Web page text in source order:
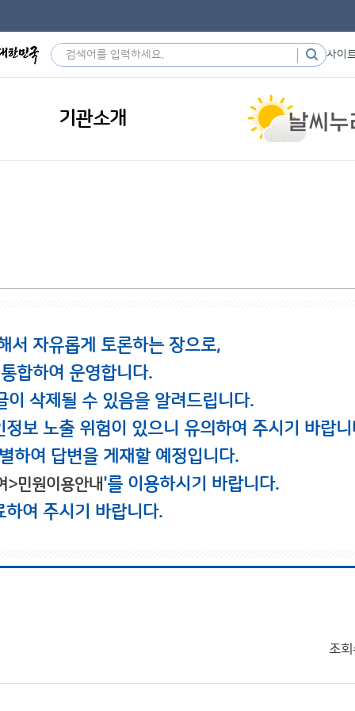
사이
기관소개
서 자유롭게 토론하는 장으로,
합하여 운영합니다.
삭제될 수 있음을 알려드립니다.
보 노출 위험이 있으니 유의하여 주시기 바랍니
하여 답변을 게재할 예정입니다.
>민원이용안내'를 이용하시기 바랍니다.
여 주시기 바랍니다.
조회